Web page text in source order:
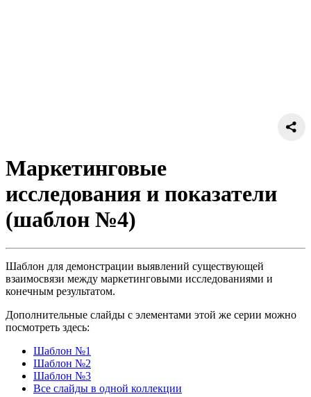
Маркетинговые
исследования и показатели
(шаблон №4)
Шаблон для демонстрации выявлений существующей
взаимосвязи между маркетинговыми исследованиями и
конечным результатом.
Дополнительные слайды с элементами этой же серии можно
посмотреть здесь:
Шаблон №1
Шаблон №2
Шаблон №3
Все слайды в одной коллекции